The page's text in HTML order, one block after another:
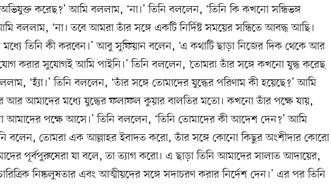
অভিযুক্ত করেছ?’ আমি বললাম, ‘না।’ তিনি বললেন, ‘তিনি কি কখনো সন্ধিভঙ্গ
বললাম, ‘না। তবে আমরা তাঁর সঙ্গে একটি নির্দিষ্ট সময়ের সন্ধিতে আবদ্ধ আছি।
তিনি কী করবেন।’ আবু সুফিয়ান বলেন, ‘এ কথাটি ছাড়া নিজের দিক থেকে আর
করার সুযোগই আমি পাইনি।’ তিনি বললেন, ‘তোমরা তাঁর সঙ্গে কখনো যুদ্ধ করেছ
‘হ্যাঁ।’ তিনি বললেন, ‘তাঁর সঙ্গে তোমাদের যুদ্ধের পরিণাম কী হয়েছে?’ আমি
আর আমাদের মধ্যে যুদ্ধের ফলাফল কুয়ার বালতির মতো। কখনো তাঁর পক্ষে যায়,
পক্ষে আসে।’ তিনি বললেন, ‘তিনি তোমাদের কী আদেশ দেন?’ আমি
বলেন, তোমরা এক আল্লাহর ইবাদত করো, তাঁর সঙ্গে কোনো কিছুর অংশীদার কোরো
পূর্বপুরুষেরা যা বলে, তা ত্যাগ করো। এ ছাড়া তিনি আমাদের সালাত আদায়ের,
নিষ্কলুষতার এবং আত্মীয়দের সঙ্গে সদাচরণ করার নির্দেশ দেন।’ এর পর তিনি